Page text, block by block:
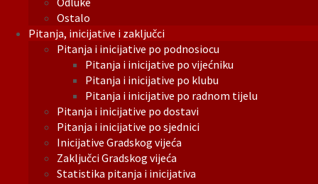
Ostalo
Pitanja, inicijative i zaključci
Pitanja i inicijative po podnosiocu
Pitanja i inicijative po vijećniku
Pitanja i inicijative po klubu
Pitanja i inicijative po radnom tijelu
Pitanja i inicijative po dostavi
Pitanja i inicijative po sjednici
Inicijative Gradskog vijeća
Zaključci Gradskog vijeća
Statistika pitanja i inicijativa